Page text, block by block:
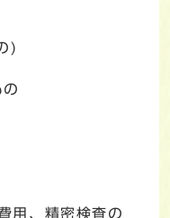
)
用、精密検査の